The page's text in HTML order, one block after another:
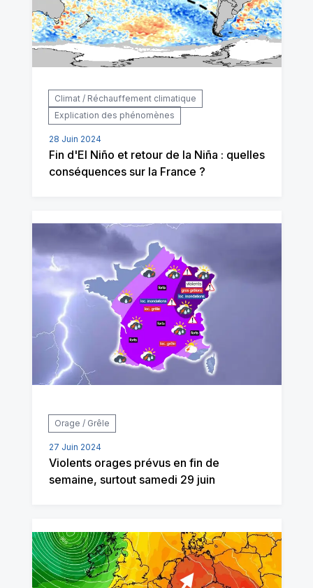
Climat / Réchauffement climatique
Explication des phénomènes
28 Juin 2024
Fin d'El Niño et retour de la Niña : quelles
conséquences sur la France ?
Orage / Grêle
27 Juin 2024
Violents orages prévus en fin de
semaine, surtout samedi 29 juin